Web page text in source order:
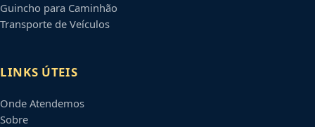
Guincho para Caminhão
Transporte de Veículos
LINKS ÚTEIS
Onde Atendemos
Sobre